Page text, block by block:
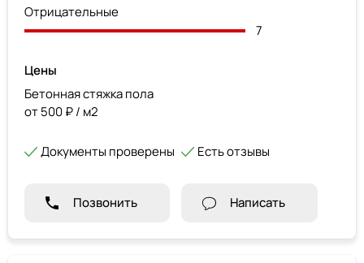
Отрицательные
7
Цены
Бетонная стяжка пола
от 500 ₽ / м2
Документы проверены Есть отзывы
Позвонить Написать